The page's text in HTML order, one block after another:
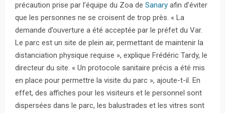
précaution prise par l’équipe du Zoa de Sanary afin d’éviter
que les personnes ne se croisent de trop près. « La
demande d’ouverture a été acceptée par le préfet du Var.
Le parc est un site de plein air, permettant de maintenir la
distanciation physique requise », explique Frédéric Tardy, le
directeur du site. « Un protocole sanitaire précis a été mis
en place pour permettre la visite du parc », ajoute-t-il. En
effet, des affiches pour les visiteurs et le personnel sont
dispersées dans le parc, les balustrades et les vitres sont